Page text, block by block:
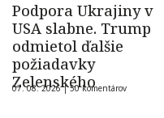
Podpora Ukrajiny v
USA slabne. Trump
odmietol ďalšie
požiadavky
Zelenského
07. 08. 2026 |50 komentárov